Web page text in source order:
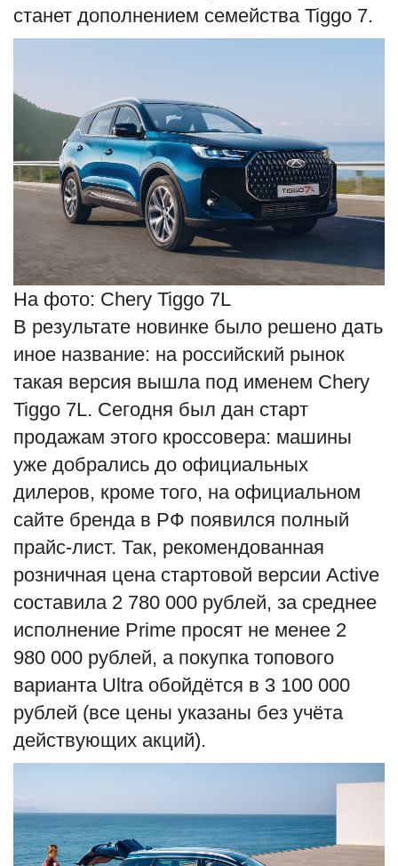
станет дополнением семейства Tiggo 7.
На фото: Chery Tiggo 7L
В результате новинке было решено дать
иное название: на российский рынок
такая версия вышла под именем Chery
Tiggo 7L. Сегодня был дан старт
продажам этого кроссовера: машины
уже добрались до официальных
дилеров, кроме того, на официальном
сайте бренда в РФ появился полный
прайс-лист. Так, рекомендованная
розничная цена стартовой версии Active
составила 2 780 000 рублей, за среднее
исполнение Prime просят не менее 2
980 000 рублей, а покупка топового
варианта Ultra обойдётся в 3 100 000
рублей (все цены указаны без учёта
действующих акций).